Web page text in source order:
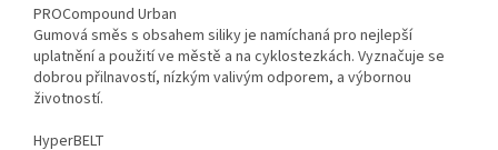
PROCompound Urban
Gumová směs s obsahem siliky je namíchaná pro nejlepší
uplatnění a použití ve městě a na cyklostezkách. Vyznačuje se
dobrou přilnavostí, nízkým valivým odporem, a výbornou
životností.
HyperBELT